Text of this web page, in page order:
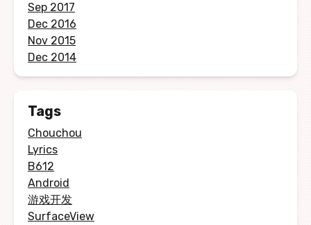
Sep 2017
Dec 2016
Nov 2015
Dec 2014
Tags
Chouchou
Lyrics
B612
Android
游戏开发
SurfaceView